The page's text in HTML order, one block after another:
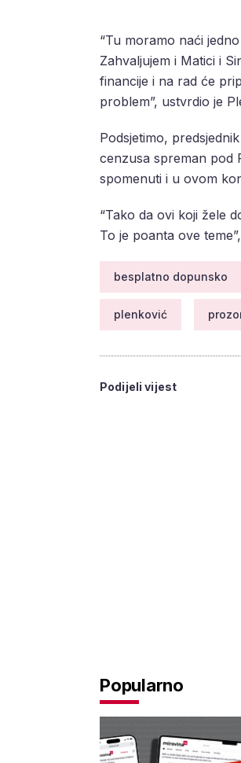
“Tu moramo naći
Zahvaljujem i Matici i
financije i na rad će
problem”, ustvrdio je
Podsjetimo,
cenzusa spreman pod
spomenuti i u ovom
“Tako da ovi koji žele
To je poanta ove
besplatno dopunsko
plenković
Podijeli vijest
Popularno